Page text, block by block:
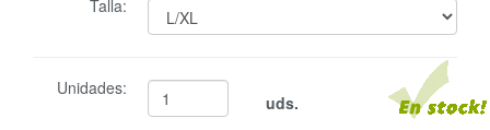
Talla:
Unidades:
uds.